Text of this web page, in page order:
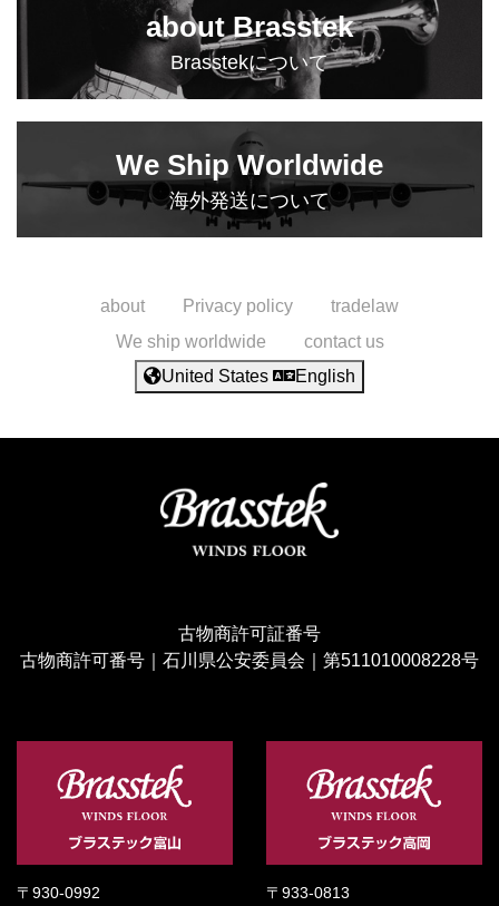
about Brasstek
Brasstekについて
We Ship Worldwide
海外発送について
about Privacy policy
tradelaw
We ship worldwide
contact us
United States
English
古物商許可証番号
古物商許可番号｜石川県公安委員会｜第511010008228号
〒930-0992
〒933-0813